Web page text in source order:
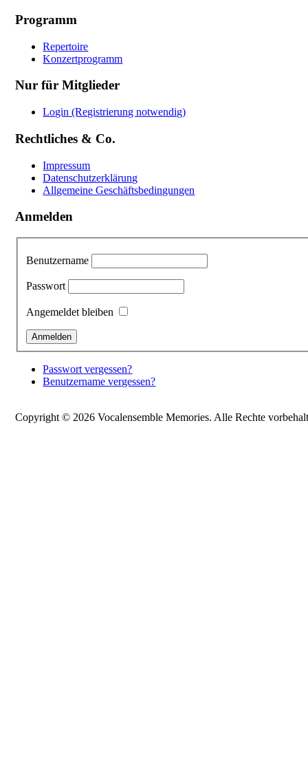
Programm
Repertoire
Konzertprogramm
Nur für Mitglieder
Login (Registrierung notwendig)
Rechtliches & Co.
Impressum
Datenschutzerklärung
Allgemeine Geschäftsbedingungen
Anmelden
Benutzername
Passwort
Angemeldet bleiben
Passwort vergessen?
Benutzername vergessen?
Copyright © 2026 Vocalensemble Memories. Alle Rechte